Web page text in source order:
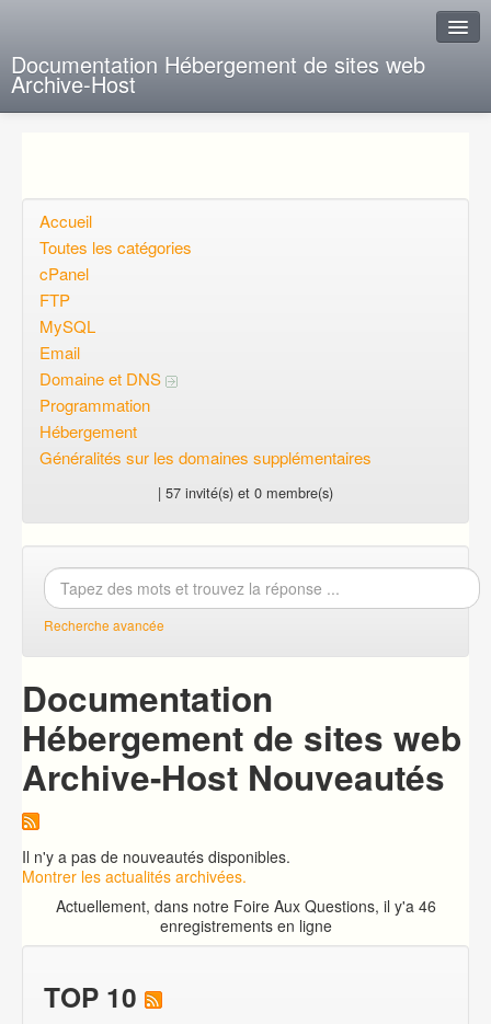
Documentation Hébergement de sites web
Archive-Host
Questions ouvertes
Voulez-vous vous inscrire?
Connexion
Accueil
Toutes les catégories
cPanel
FTP
MySQL
Email
Domaine et DNS
Programmation
Hébergement
Généralités sur les domaines supplémentaires
| 57 invité(s) et 0 membre(s)
Recherche avancée
Documentation
Hébergement de sites web
Archive-Host Nouveautés
Il n'y a pas de nouveautés disponibles.
Montrer les actualités archivées.
Actuellement, dans notre Foire Aux Questions, il y'a 46
enregistrements en ligne
TOP 10